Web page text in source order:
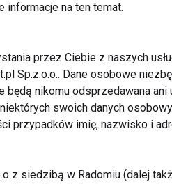
dzień, dlatego właśnie zaleca
o sylwetkę oraz
białko jaja kurzego, które
odżywczego.
informacje na ten temat.
przez Ciebie z naszych
Sp.z.o.o.. Dane osobowe
nikomu odsprzedawana
swoich danych
przypadków imię, nazwisko i
z siedzibą w Radomiu (dalej